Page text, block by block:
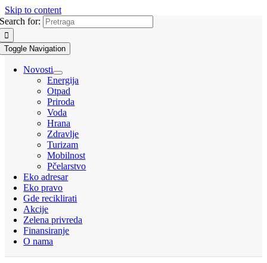
Skip to content
Search for:
Toggle Navigation
Novosti
Energija
Otpad
Priroda
Voda
Hrana
Zdravlje
Turizam
Mobilnost
Pčelarstvo
Eko adresar
Eko pravo
Gde reciklirati
Akcije
Zelena privreda
Finansiranje
O nama